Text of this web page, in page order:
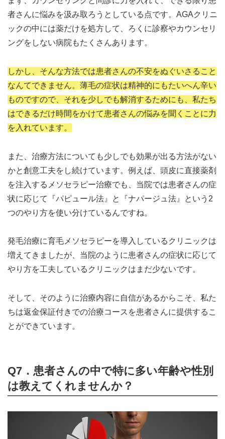
者さんに悩みを汲み取ろうとしている点です。AGAクリニ
ックの中には薬だけを処方して、ろくに診察やカウンセリ
ングをしない病院もたくさんあります。
しかし、そんな方法では患者さんの不安をぬぐいさること
なんてできません。薄毛の症状は精神的にもたいへん辛い
ものですので、それを少しでも解消するためにも、私たち
はできるだけ時間をかけて患者さんの悩みを聞くことに力
を入れています。
また、治療方法についても少しでも効果が出る方法がない
かと創意工夫をし続けています。例えば、頭皮に直接薬剤
を注入するメソセラピー治療でも、当院では患者さんの症
状に応じて『パピュール法』と『ナパージュ法』という2
つのやり方を使い分けているんですね。
発毛治療に育毛メソセラピーを導入しているクリニックは
増えてきましたが、当院のように患者さんの症状に応じて
やり方を工夫しているクリニックはまだ少ないです。
そして、そのように治療内容に自信があるからこそ、私た
ちは返金保証付きでの治療コースを患者さんに提供するこ
とができています。
Q7．患者さんの中で特に多い年齢や性別
は教えてくれませんか？